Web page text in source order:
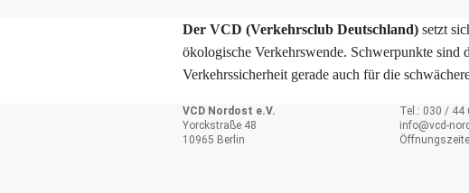
Der VCD (Verkehrsclub Deutschland) setzt
ökologische Verkehrswende. Schwerpunkte
Verkehrssicherheit gerade auch für die
VCD Nordost e.V.
Yorckstraße 48
10965 Berlin
Tel.: 030 / 44
info@vcd-